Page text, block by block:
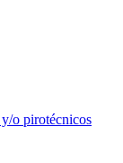
o pirotécnicos